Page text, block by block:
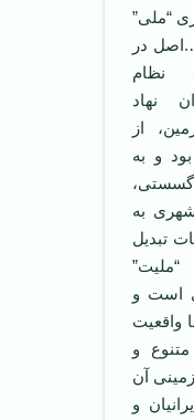
“ملی”
در
نظام
نهاد
از
و به
به
تبدیل
“ملیت”
است و
واقعیت
متنوع و
آن
و